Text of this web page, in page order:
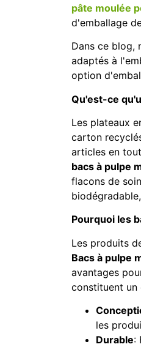
pâte moulée
d'emballage
Dans ce blog,
adaptés à
option
Qu'est-ce
Les plateaux
carton
articles en
bacs à pulpe
flacons de
Pourquoi les
Les produits
Bacs à pulpe
avantages
constituent un
les
Durable: